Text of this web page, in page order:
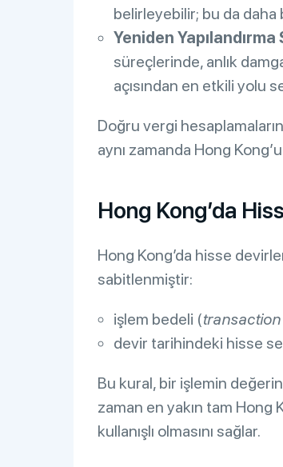
belirleyebilir; bu da daha
Yeniden
süreçlerinde, anlık
açısından en etkili yolu
Doğru vergi
aynı zamanda Hong
Hong Kong’da
Hong Kong’da hisse
sabitlenmiştir:
işlem bedeli (
devir tarihindeki hisse
Bu kural, bir işlemin
zaman en yakın tam Hong
kullanışlı olmasını sağlar.